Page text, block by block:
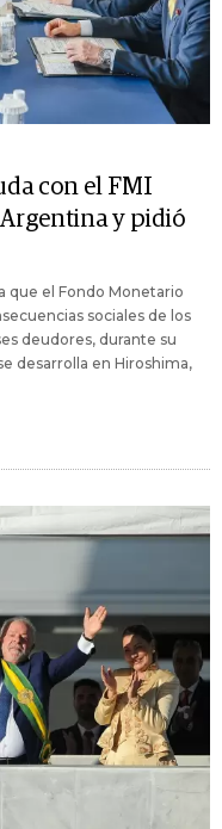
con el FMI
Argentina y pidió
que el Fondo Monetario
sociales de los
deudores, durante su
desarrolla en Hiroshima,